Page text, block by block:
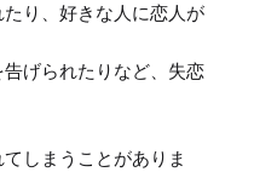
り、好きな人に恋人が
げられたりなど、失恋
しまうことがありま